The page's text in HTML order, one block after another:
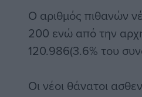
Ο αριθμός πιθανών
200 ενώ από την
120.986(3.6% του
Οι νέοι θάνατοι